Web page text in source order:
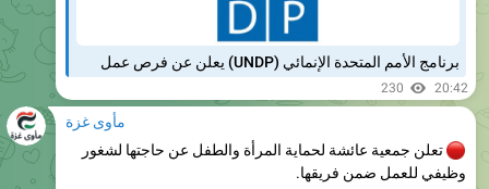
برنامج الأمم المتحدة الإنمائي (UNDP) يعلن عن فرص عمل
20:42
مأوى غزة
تعلن جمعية عائشة لحماية المرأة والطفل عن حاجتها لشغور
المجالات المطلوبة: